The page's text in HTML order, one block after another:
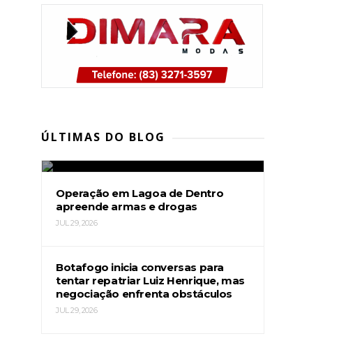
ÚLTIMAS DO BLOG
candidatura de Lucas Ribeiro
Operação em Lagoa de Dentro
apreende armas e drogas
JUL 29, 2026
Botafogo inicia conversas para
tentar repatriar Luiz Henrique, mas
negociação enfrenta obstáculos
JUL 29, 2026